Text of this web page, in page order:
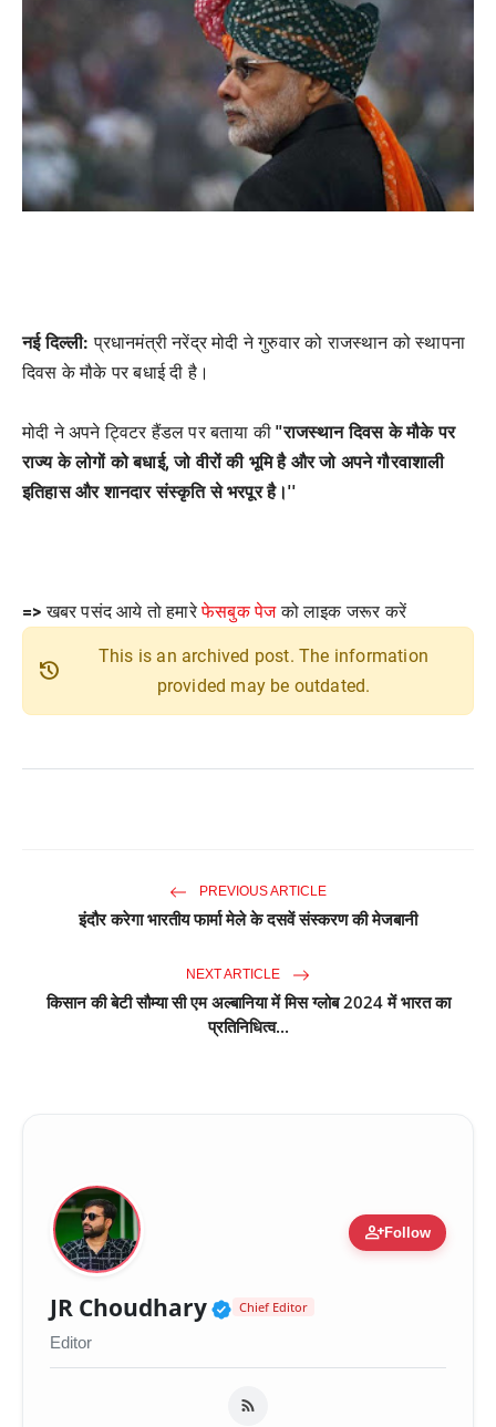
नई दिल्ली:प्रधानमंत्री नरेंद्र मोदी ने गुरुवार को राजस्थान को स्थापना
दिवस के मौके पर बधाई दी है।
मोदी ने अपने ट्विटर हैंडल पर बताया की''राजस्थान दिवस के मौके पर
राज्य के लोगों को बधाई, जो वीरों की भूमि है और जो अपने गौरवाशाली
इतिहास और शानदार संस्कृति से भरपूर है।''
=> खबर पसंद आये तो हमारेफेसबुक पेजको लाइक जरूर करें
history
This is an archived post. The information
provided may be outdated.
PREVIOUS ARTICLE
इंदौर करेगा भारतीय फार्मा मेले के दसवें संस्करण की मेजबानी
NEXT ARTICLE
किसान की बेटी सौम्या सी एम अल्बानिया में मिस ग्लोब 2024 में भारत का
प्रतिनिधित्व...
person_addFollow
JR Choudhary Verified Public Figure
Chief Editor
Editor